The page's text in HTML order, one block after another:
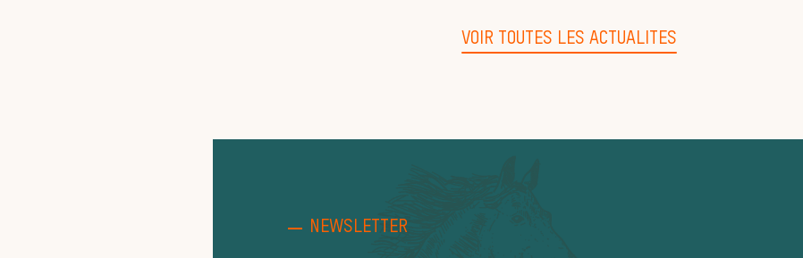
VOIR TOUTES LES ACTUALITES
NEWSLETTER